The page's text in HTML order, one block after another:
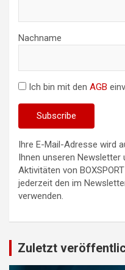
Nachname
Ich bin mit den AGB
Ihre E-Mail-Adresse wird
Ihnen unseren
Aktivitäten von
jederzeit den im
verwenden.
Zuletzt